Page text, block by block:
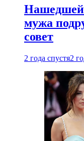
Нашедшей
мужа
совет
2 года спустя2